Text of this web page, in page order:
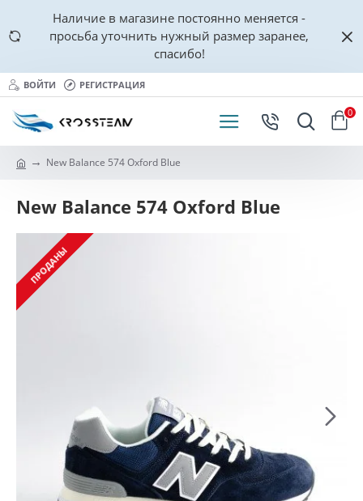
Наличие в магазине постоянно меняется -
просьба уточнить нужный размер заранее,
спасибо!
ВОЙТИ РЕГИСТРАЦИЯ
0
New Balance 574 Oxford Blue
New Balance 574 Oxford Blue
ПРОДАНЫ